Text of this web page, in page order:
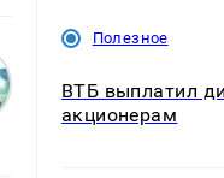
Полезное
ВТБ выплатил
акционерам